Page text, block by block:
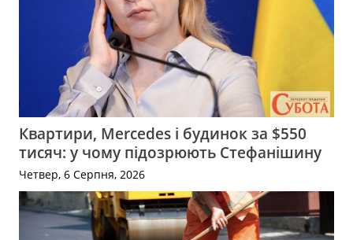
Квартири, Mercedes і будинок за $550
тисяч: у чому підозрюють Стефанішину
Четвер, 6 Серпня, 2026